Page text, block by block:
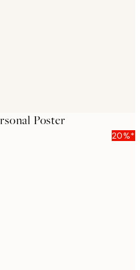
Poster
20%*